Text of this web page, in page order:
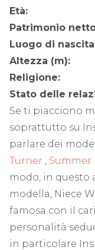
Età:
Patrimonio
Luogo di
Altezza (m):
Religione:
Stato delle
Se ti piacciono
soprattutto su
parlare dei
Turner
Summer
modo, in questo
modella, Niece
famosa con il
personalità
in particolare